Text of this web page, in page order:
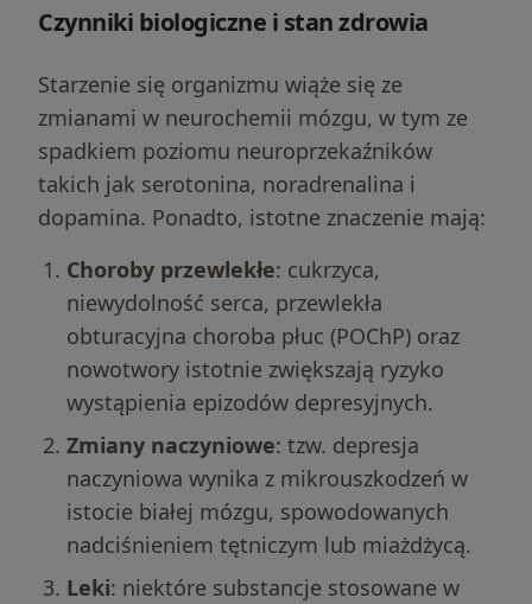
Czynniki biologiczne i stan zdrowia
Starzenie się organizmu wiąże się ze
zmianami w neurochemii mózgu, w tym ze
spadkiem poziomu neuroprzekaźników
takich jak serotonina, noradrenalina i
dopamina. Ponadto, istotne znaczenie mają:
Choroby przewlekłe: cukrzyca,
niewydolność serca, przewlekła
obturacyjna choroba płuc (POChP) oraz
nowotwory istotnie zwiększają ryzyko
wystąpienia epizodów depresyjnych.
Zmiany naczyniowe: tzw. depresja
naczyniowa wynika z mikrouszkodzeń w
istocie białej mózgu, spowodowanych
nadciśnieniem tętniczym lub miażdżycą.
Leki: niektóre substancje stosowane w